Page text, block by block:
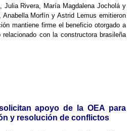
Julia Rivera, María Magdalena Jocholá y
Anabella Morfín y Astrid Lemus emitieron
mantiene firme el beneficio otorgado a
con la constructora brasileña
apoyo de la OEA para
y resolución de conflictos